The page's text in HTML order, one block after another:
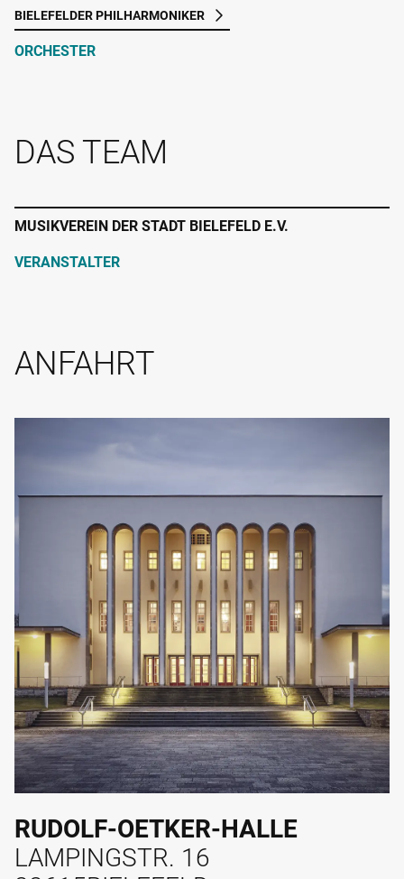
BIELEFELDER PHILHARMONIKER
ORCHESTER
DAS TEAM
MUSIKVEREIN DER STADT BIELEFELD E.V.
VERANSTALTER
ANFAHRT
RUDOLF-OETKER-HALLE
LAMPINGSTR. 16